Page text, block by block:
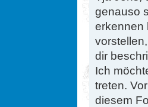
genauso
erkennen
dir
Ich
treten.
diesem